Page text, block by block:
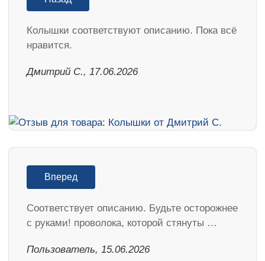
Колышки соответствуют описанию. Пока всё
нравится.
Дмитрий С., 17.06.2026
Вперед
Соответствует описанию. Будьте осторожнее
с руками! проволока, которой стянуты …
Пользователь, 15.06.2026